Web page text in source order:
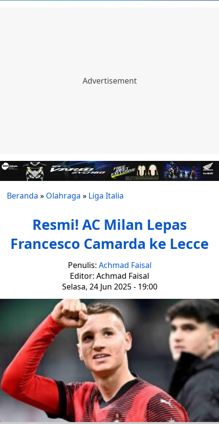
Beranda » Olahraga » Liga Italia
Resmi! AC Milan Lepas
Francesco Camarda ke Lecce
Penulis: Achmad Faisal
Editor: Achmad Faisal
Selasa, 24 Jun 2025 - 19:00